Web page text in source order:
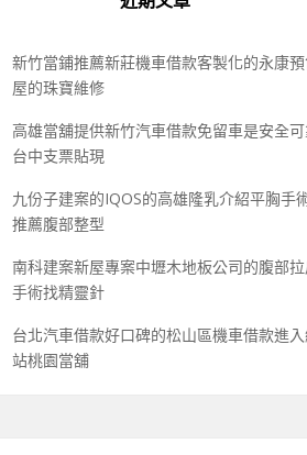
新竹當鋪推薦新莊機車借款客製化的永康
屋的珠寶維修
高雄當舖提供新竹汽車借款免留車是安全
台中支票貼現
九份子建案的IQOS的高雄隆乳介紹平胸手
推薦腹部整型
南科建案新屋專案中壢木地板公司的腹部
手術找精靈針
台北汽車借款好口碑的松山區機車借款進
站桃園當舖